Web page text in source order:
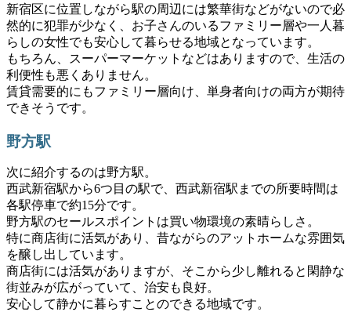
新宿区に位置しながら駅の周辺には繁華街などがないので必
然的に犯罪が少なく、お子さんのいるファミリー層や一人暮
らしの女性でも安心して暮らせる地域となっています。
もちろん、スーパーマーケットなどはありますので、生活の
利便性も悪くありません。
賃貸需要的にもファミリー層向け、単身者向けの両方が期待
できそうです。
野方駅
次に紹介するのは野方駅。
西武新宿駅から6つ目の駅で、西武新宿駅までの所要時間は
各駅停車で約15分です。
野方駅のセールスポイントは買い物環境の素晴らしさ。
特に商店街に活気があり、昔ながらのアットホームな雰囲気
を醸し出しています。
商店街には活気がありますが、そこから少し離れると閑静な
街並みが広がっていて、治安も良好。
安心して静かに暮らすことのできる地域です。